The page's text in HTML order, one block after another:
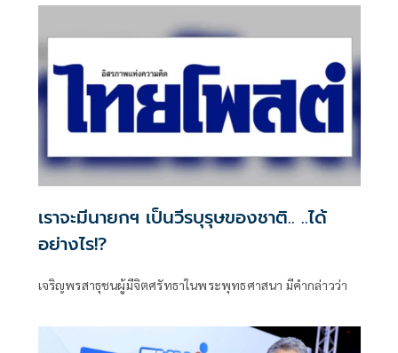
เราจะมีนายกฯ เป็นวีรบุรุษของชาติ.. ..ได้
อย่างไร!?
เจริญพรสาธุชนผู้มีจิตศรัทธาในพระพุทธศาสนา มีคำกล่าวว่า